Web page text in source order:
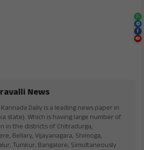
News
Daily is a leading news paper in
state). Which is having large number of
in the districts of Chitradurga,
Bellary, Vijayanagara, Shimoga,
Tumkur, Bangalore, Simultaneously